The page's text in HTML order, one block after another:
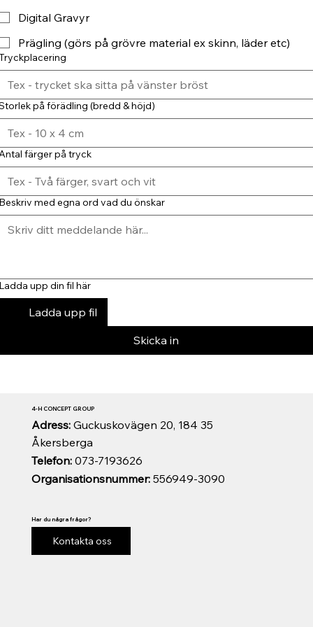
Digital Gravyr
Prägling (görs på grövre material ex skinn, läder etc)
på förädling (bredd & höjd)
färger på tryck
med egna ord vad du önskar
upp din fil här
Ladda upp fil
Skicka in
Organisationsnummer:556949-3090
Telefon:073-7193626
Adress: Guckuskovägen 20, 184 35
Åkersberga
4-H CONCEPT GROUP
Har du några frågor?
Kontakta oss